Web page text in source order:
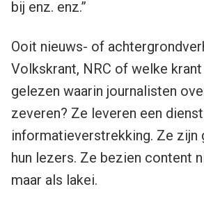
bij enz. enz.”
Ooit nieuws- of
Volkskrant, NRC of welke
gelezen waarin journalisten
zeveren? Ze leveren een
informatieverstrekking. Ze zijn
hun lezers. Ze bezien content
maar als lakei.